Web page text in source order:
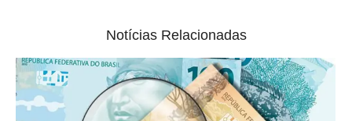
Notícias Relacionadas